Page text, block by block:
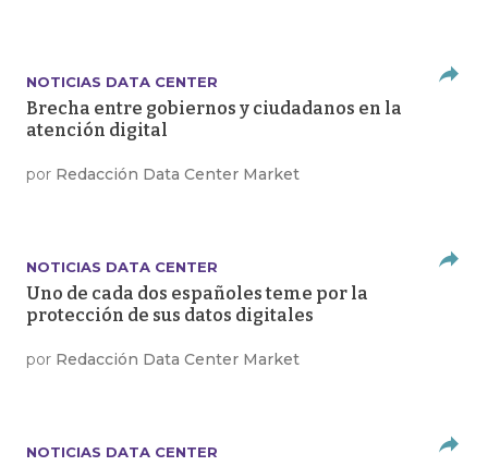
NOTICIAS DATA CENTER
Brecha entre gobiernos y ciudadanos en la
atención digital
por Redacción Data Center Market
NOTICIAS DATA CENTER
Uno de cada dos españoles teme por la
protección de sus datos digitales
por Redacción Data Center Market
NOTICIAS DATA CENTER